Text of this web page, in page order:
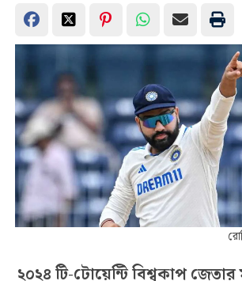
২০২৪ টি-টোয়েন্টি বিশ্বকাপ জেতার